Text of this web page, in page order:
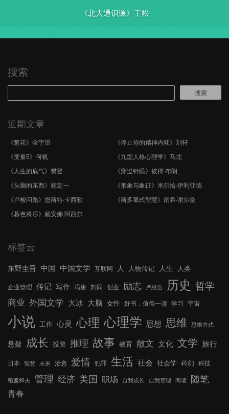
《北大通识课》王松
搜索
搜索
近期文章
《繁花》金宇澄
《停止你的精神内耗》刘轩
《变量5》何帆
《九型人格心理学》马北
《人生的底气》樊登
《穿过针眼》彼得·布朗
《头脑的东西》杨定一
《形象与象征》米尔恰·伊利亚德
《卢梭问题》恩斯特·卡西勒
《斯多葛式智慧》南希·谢尔曼
《暮色将尽》戴安娜·阿西尔
标签云
东野圭吾 中国 中国文学 互联网 人 人物传记 人生 人类
企业管理 传记 写作 冯唐 刘同 创业 励志 卢思浩 历史 哲学
商业 外国文学 大冰 大脑 女性 好书，值得一读 学习 宇宙
小说 工作 心灵 心理 心理学 思想 思维 思维方式
悬疑 成长 投资 推理 故事 教育 散文 文化 文学 旅行
日本 智慧 未来 治愈 爱情 犯罪 生活 社会 社会学 科幻 科技
稻盛和夫 管理 经济 美国 职场 自我成长 自我管理 阅读 随笔
青春